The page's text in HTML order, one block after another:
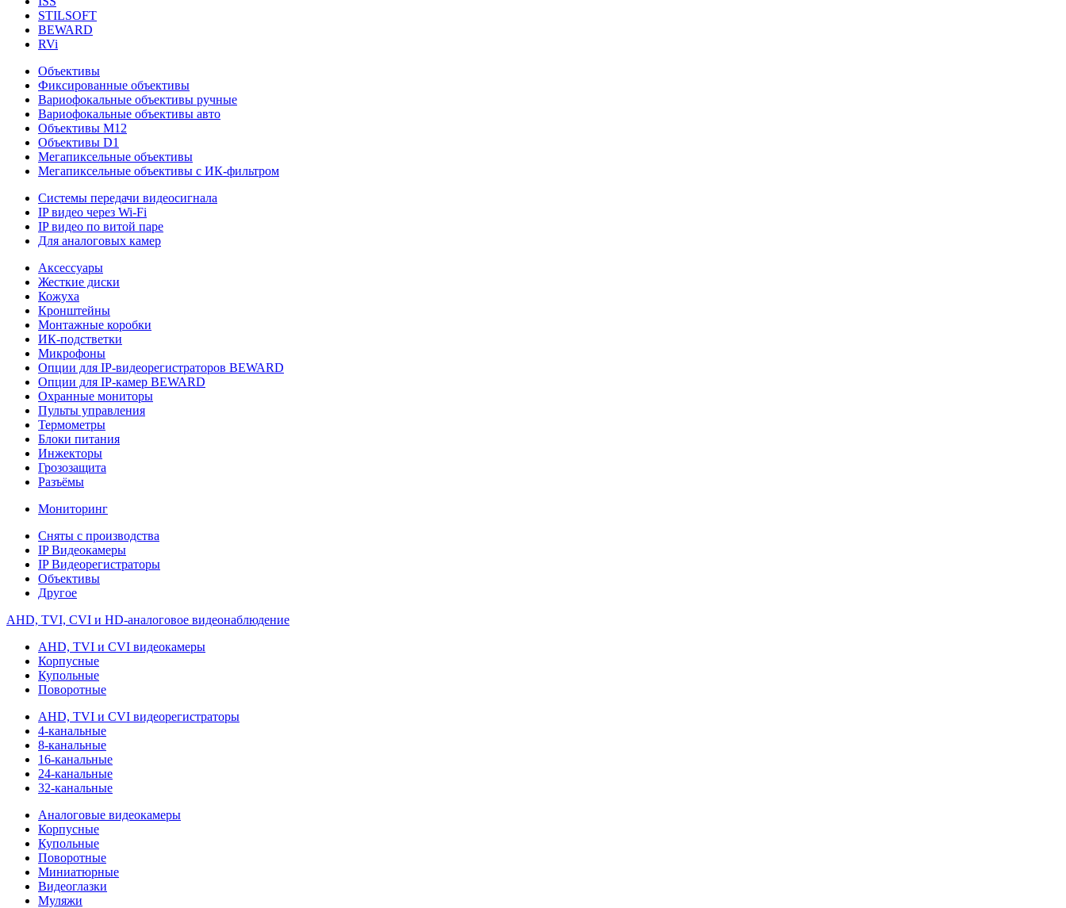
STILSOFT
BEWARD
RVi
Объективы
Фиксированные объективы
Вариофокальные объективы ручные
Вариофокальные объективы авто
Объективы М12
Объективы D1
Мегапиксельные объективы
Мегапиксельные объективы с ИК-фильтром
Системы передачи видеосигнала
IP видео через Wi-Fi
IP видео по витой паре
Для аналоговых камер
Аксессуары
Жесткие диски
Кожуха
Кронштейны
Монтажные коробки
ИК-подстветки
Микрофоны
Опции для IP-видеорегистраторов BEWARD
Опции для IP-камер BEWARD
Охранные мониторы
Пульты управления
Термометры
Блоки питания
Инжекторы
Грозозащита
Разъёмы
Мониторинг
Сняты с производства
IP Видеокамеры
IP Видеорегистраторы
Объективы
Другое
AHD, TVI, CVI и HD-аналоговое видеонаблюдение
AHD, TVI и CVI видеокамеры
Корпусные
Купольные
Поворотные
AHD, TVI и CVI видеорегистраторы
4-канальные
8-канальные
16-канальные
24-канальные
32-канальные
Аналоговые видеокамеры
Корпусные
Купольные
Поворотные
Миниатюрные
Видеоглазки
Муляжи